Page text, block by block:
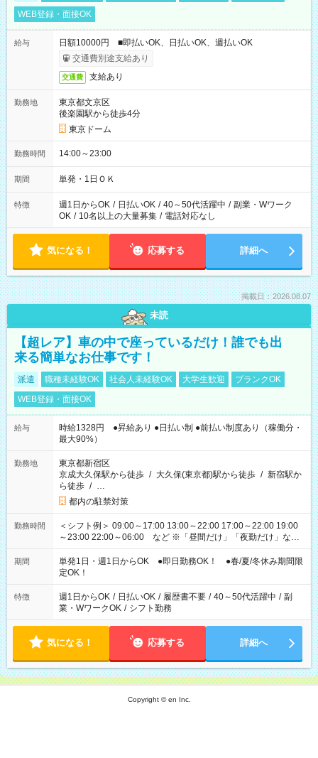
WEB登録・面接OK
給与
日額10000円 ■即払いOK、日払いOK、週払いOK
交通費別途支給あり
交通費 支給あり
勤務地
東京都文京区
後楽園駅から徒歩4分
東京ドーム
勤務時間 14:00～23:00
期間 単発・1日ＯＫ
特徴 週1日からOK / 日払いOK / 40～50代活躍中 / 副業・Wワーク
OK / 10名以上の大量募集 / 電話対応なし
気になる！ 応募する 詳細へ
掲載日：2026.08.07
未読
【超レア】車の中で座っているだけ！誰でも出
来る簡単なお仕事です！
派遣 職種未経験OK 社会人未経験OK 大学生歓迎
ブランクOK
WEB登録・面接OK
給与
時給1328円 ●昇給あり ●日払い制 ●前払い制度あり（稼働分・
最大90%）
勤務地
東京都新宿区
京成大久保駅から徒歩 / 大久保(東京都)駅から徒歩 / 新宿駅か
ら徒歩 / …
都内の駐禁対策
勤務時間
＜シフト例＞ 09:00～17:00 13:00～22:00 17:00～22:00 19:00
～23:00 22:00～06:00 など ※「昼間だけ」「夜勤だけ」など
の希望OK
期間
単発1日・週1日からOK ●即日勤務OK！ ●春/夏/冬休み期間限
定OK！
特徴 週1日からOK / 日払いOK / 履歴書不要 / 40～50代活躍中 / 副
業・WワークOK / シフト勤務
気になる！ 応募する 詳細へ
Copyright © en Inc.